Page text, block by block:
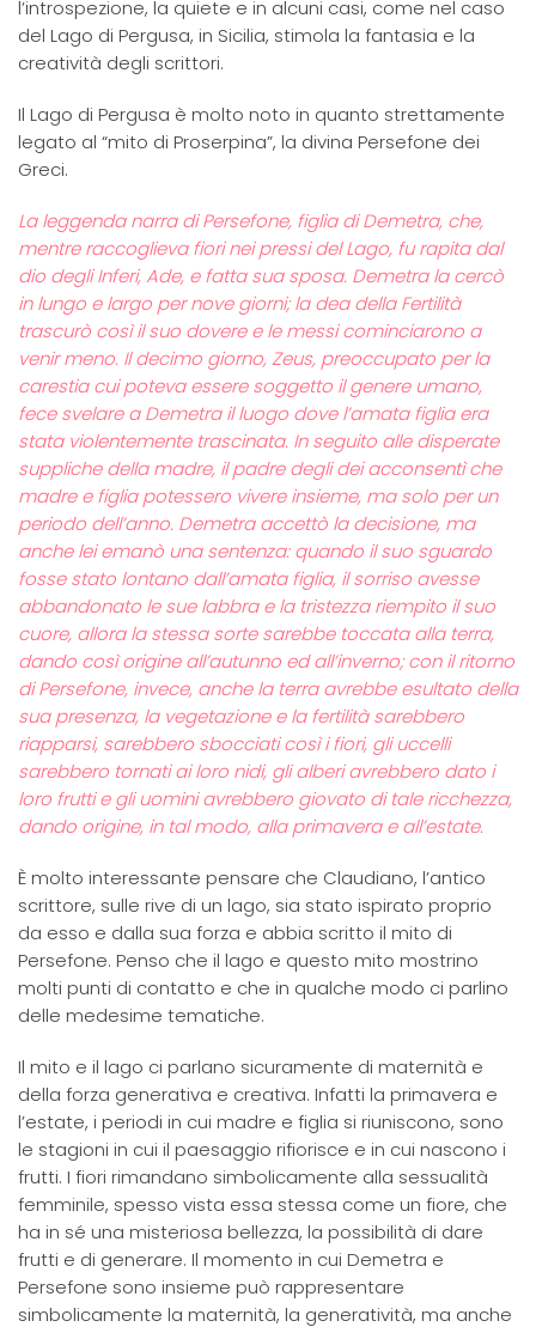
l’introspezione, la quiete e in alcuni casi, come nel caso
del Lago di Pergusa, in Sicilia, stimola la fantasia e la
creatività degli scrittori.
Il Lago di Pergusa è molto noto in quanto strettamente
legato al “mito di Proserpina”, la divina Persefone dei
Greci.
La leggenda narra di Persefone, figlia di Demetra, che,
mentre raccoglieva fiori nei pressi del Lago, fu rapita dal
dio degli Inferi, Ade, e fatta sua sposa. Demetra la cercò
in lungo e largo per nove giorni; la dea della Fertilità
trascurò così il suo dovere e le messi cominciarono a
venir meno. Il decimo giorno, Zeus, preoccupato per la
carestia cui poteva essere soggetto il genere umano,
fece svelare a Demetra il luogo dove l’amata figlia era
stata violentemente trascinata. In seguito alle disperate
suppliche della madre, il padre degli dei acconsentì che
madre e figlia potessero vivere insieme, ma solo per un
periodo dell’anno. Demetra accettò la decisione, ma
anche lei emanò una sentenza: quando il suo sguardo
fosse stato lontano dall’amata figlia, il sorriso avesse
abbandonato le sue labbra e la tristezza riempito il suo
cuore, allora la stessa sorte sarebbe toccata alla terra,
dando così origine all’autunno ed all’inverno; con il ritorno
di Persefone, invece, anche la terra avrebbe esultato della
sua presenza, la vegetazione e la fertilità sarebbero
riapparsi, sarebbero sbocciati così i fiori, gli uccelli
sarebbero tornati ai loro nidi, gli alberi avrebbero dato i
loro frutti e gli uomini avrebbero giovato di tale ricchezza,
dando origine, in tal modo, alla primavera e all’estate.
È molto interessante pensare che Claudiano, l’antico
scrittore, sulle rive di un lago, sia stato ispirato proprio
da esso e dalla sua forza e abbia scritto il mito di
Persefone. Penso che il lago e questo mito mostrino
molti punti di contatto e che in qualche modo ci parlino
delle medesime tematiche.
Il mito e il lago ci parlano sicuramente di maternità e
della forza generativa e creativa. Infatti la primavera e
l’estate, i periodi in cui madre e figlia si riuniscono, sono
le stagioni in cui il paesaggio rifiorisce e in cui nascono i
frutti. I fiori rimandano simbolicamente alla sessualità
femminile, spesso vista essa stessa come un fiore, che
ha in sé una misteriosa bellezza, la possibilità di dare
frutti e di generare. Il momento in cui Demetra e
Persefone sono insieme può rappresentare
simbolicamente la maternità, la generatività, ma anche